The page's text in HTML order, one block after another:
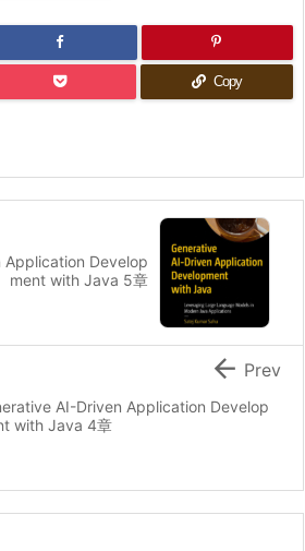
Copy
Application Develop
ment with Java 5章
AI-Driven Application Develop
with Java 4章
 Prev